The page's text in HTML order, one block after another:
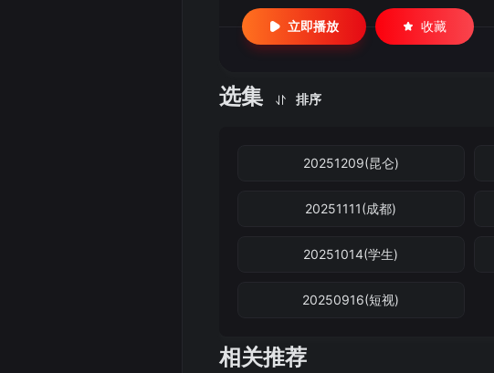
立即播放 收藏
选集 排序
20251209(昆仑)
20251111(成都)
20251014(学生)
20250916(短视)
相关推荐